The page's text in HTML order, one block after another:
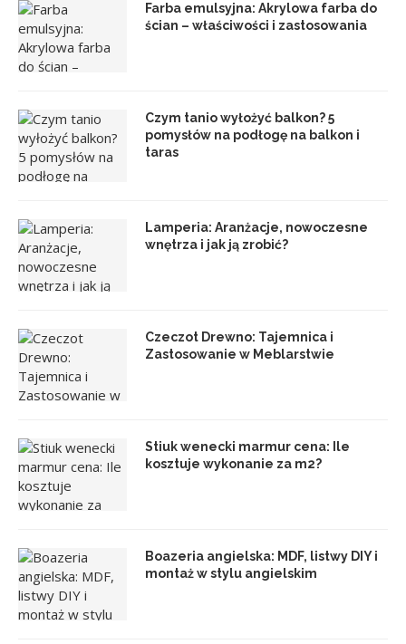
Farba emulsyjna: Akrylowa farba do
ścian – właściwości i zastosowania
Czym tanio wyłożyć balkon? 5
pomysłów na podłogę na balkon i
taras
Lamperia: Aranżacje, nowoczesne
wnętrza i jak ją zrobić?
Czeczot Drewno: Tajemnica i
Zastosowanie w Meblarstwie
Stiuk wenecki marmur cena: Ile
kosztuje wykonanie za m2?
Boazeria angielska: MDF, listwy DIY i
montaż w stylu angielskim